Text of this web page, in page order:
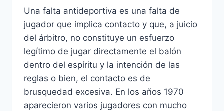
Una falta antideportiva es una falta de
jugador que implica contacto y que, a juicio
del árbitro, no constituye un esfuerzo
legítimo de jugar directamente el balón
dentro del espíritu y la intención de las
reglas o bien, el contacto es de
brusquedad excesiva. En los años 1970
aparecieron varios jugadores con mucho